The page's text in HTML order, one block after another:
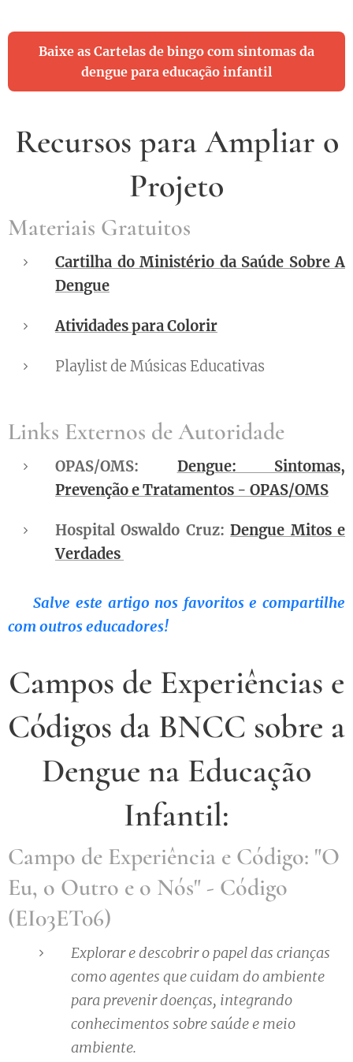
Baixe as Cartelas de bingo com sintomas da
dengue para educação infantil
Recursos para Ampliar o
Projeto
Materiais Gratuitos
Cartilha do Ministério da Saúde Sobre A
Dengue
Atividades para Colorir
Playlist de Músicas Educativas
Links Externos de Autoridade
OPAS/OMS: Dengue: Sintomas,
Prevenção e Tratamentos - OPAS/OMS
Hospital Oswaldo Cruz:Dengue Mitos e
Verdades
👉Salve este artigo nos favoritos e compartilhe
com outros educadores!
Campos de Experiências e
Códigos da BNCC sobre a
Dengue na Educação
Infantil:
Campo de Experiência e Código: "O
Eu, o Outro e o Nós" - Código
(EI03ET06)
Explorar e descobrir o papel das crianças
como agentes que cuidam do ambiente
para prevenir doenças, integrando
conhecimentos sobre saúde e meio
ambiente.